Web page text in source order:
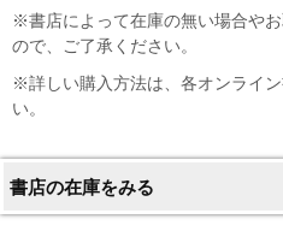
※書店によって在庫の無い場合や
ので、ご了承ください。
※詳しい購入方法は、各オンライ
い。
書店の在庫をみる